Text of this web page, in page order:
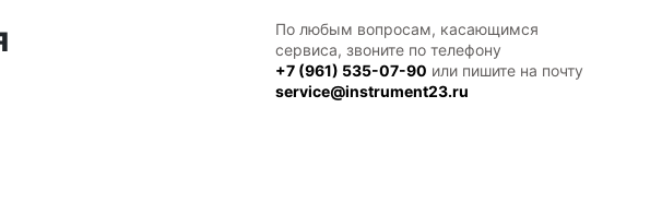
По любым вопросам, касающимся
сервиса, звоните по телефону
+7 (961) 535-07-90 или пишите на почту
service@instrument23.ru